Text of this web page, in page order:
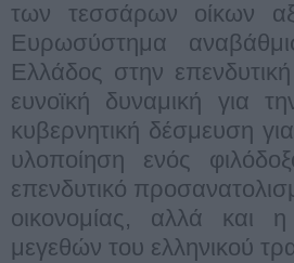
των τεσσάρων οίκων
Ευρωσύστημα
Ελλάδος στην
ευνοϊκή δυναμική για
κυβερνητική δέσμευση
υλοποίηση ενός
επενδυτικό
οικονομίας, αλλά και
μεγεθών του ελληνικού